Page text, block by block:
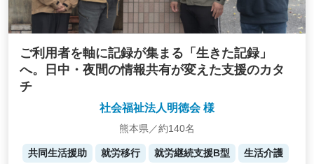
ご利用者を軸に記録が集まる「生きた記録」
へ。日中・夜間の情報共有が変えた支援のカタ
チ
社会福祉法人明徳会 様
熊本県／約140名
共同生活援助 就労移行 就労継続支援B型
生活介護